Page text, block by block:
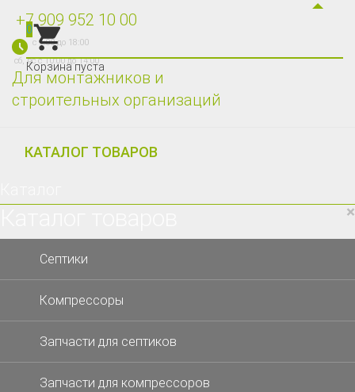
+7 909 952 10 00
с 9:00 до 18:00
сб, вс с 10:00 до 14:00
Для монтажников и
строительных организаций
0
Корзина пуста
КАТАЛОГ ТОВАРОВ
×
Септики
Компрессоры
Запчасти для септиков
Запчасти для компрессоров